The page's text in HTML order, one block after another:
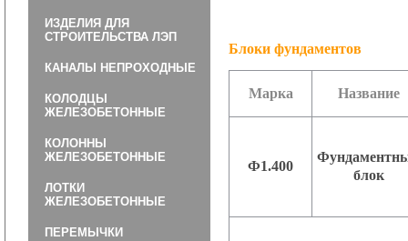
ИЗДЕЛИЯ ДЛЯ
СТРОИТЕЛЬСТВА ЛЭП
КАНАЛЫ НЕПРОХОДНЫЕ
КОЛОДЦЫ
ЖЕЛЕЗОБЕТОННЫЕ
КОЛОННЫ
ЖЕЛЕЗОБЕТОННЫЕ
ЛОТКИ
ЖЕЛЕЗОБЕТОННЫЕ
ПЕРЕМЫЧКИ
Блоки фундаментов
Марка Название
Ф1.400
блок